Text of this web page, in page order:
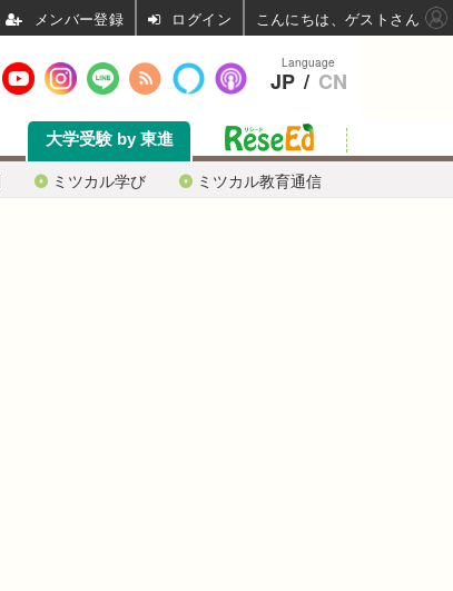
ミツカル学び ミツカル教育通信
大学受験 by 東進
Language
JP / CN
ログイン こんにちは、ゲストさん